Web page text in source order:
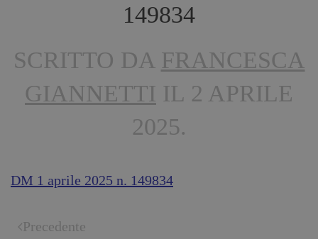
149834
SCRITTO DA FRANCESCA
GIANNETTI IL 2 APRILE
2025.
DM 1 aprile 2025 n. 149834
Precedente